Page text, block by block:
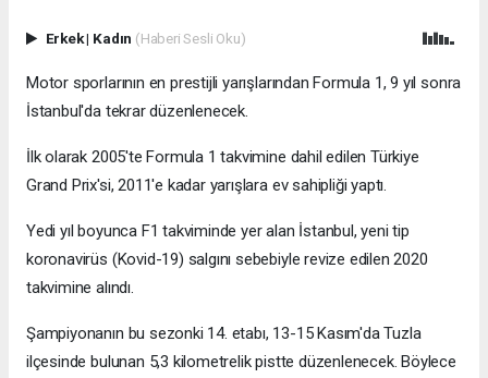
Erkek| Kadın (Haberi Sesli Oku)
Motor sporlarının en prestijli yarışlarından Formula 1, 9 yıl sonra
İstanbul'da tekrar düzenlenecek.
İlk olarak 2005'te Formula 1 takvimine dahil edilen Türkiye
Grand Prix'si, 2011'e kadar yarışlara ev sahipliği yaptı.
Yedi yıl boyunca F1 takviminde yer alan İstanbul, yeni tip
koronavirüs (Kovid-19) salgını sebebiyle revize edilen 2020
takvimine alındı.
Şampiyonanın bu sezonki 14. etabı, 13-15 Kasım'da Tuzla
ilçesinde bulunan 5,3 kilometrelik pistte düzenlenecek. Böylece